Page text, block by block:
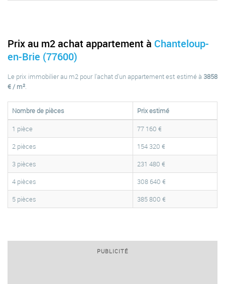
Prix au m2 achat appartement à Chanteloup-
en-Brie (77600)
Le prix immobilier au m2 pour l'achat d'un appartement est estimé à 3858
€ / m².
Nombre de pièces
Prix estimé
1 pièce
77 160 €
2 pièces
154 320 €
3 pièces
231 480 €
4 pièces
308 640 €
5 pièces
385 800 €
PUBLICITÉ